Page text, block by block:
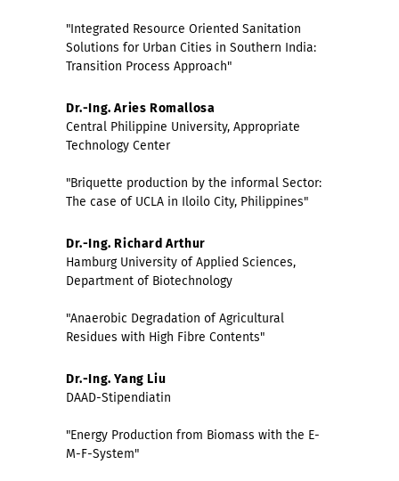
"Integrated Resource Oriented Sanitation
Solutions for Urban Cities in Southern India:
Transition Process Approach"
Dr.-Ing. Aries Romallosa
Central Philippine University, Appropriate
Technology Center
"Briquette production by the informal Sector:
The case of UCLA in Iloilo City, Philippines"
Dr.-Ing. Richard Arthur
Hamburg University of Applied Sciences,
Department of Biotechnology
"Anaerobic Degradation of Agricultural
Residues with High Fibre Contents"
Dr.-Ing. Yang Liu
DAAD-Stipendiatin
"Energy Production from Biomass with the E-
M-F-System"